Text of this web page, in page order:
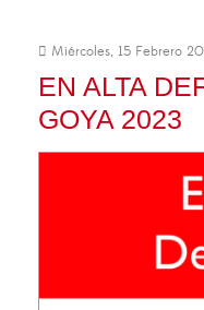
Miércoles, 15 Febrero
EN ALTA
GOYA 2023